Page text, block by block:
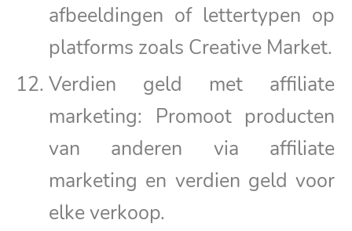
afbeeldingen of lettertypen op
platforms zoals Creative Market.
Verdien geld met affiliate
marketing: Promoot producten
van anderen via affiliate
marketing en verdien geld voor
elke verkoop.